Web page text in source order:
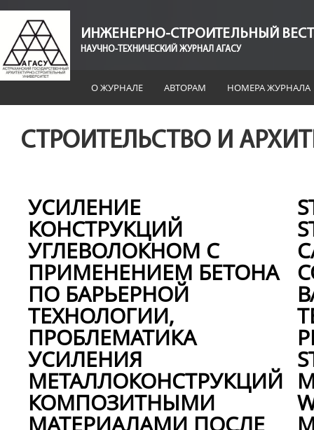
ИНЖЕНЕРНО-СТРОИТЕЛЬНЫЙ
НАУЧНО-ТЕХНИЧЕСКИЙ ЖУРНАЛ АГАСУ
О ЖУРНАЛЕ АВТОРАМ НОМЕРА ЖУРНАЛА
СТРОИТЕЛЬСТВО И
УСИЛЕНИЕ
КОНСТРУКЦИЙ
УГЛЕВОЛОКНОМ С
ПРИМЕНЕНИЕМ БЕТОНА
ПО БАРЬЕРНОЙ
ТЕХНОЛОГИИ,
ПРОБЛЕМАТИКА
УСИЛЕНИЯ
МЕТАЛЛОКОНСТРУКЦИЙ
КОМПОЗИТНЫМИ
МАТЕРИАЛАМИ ПОСЛЕ